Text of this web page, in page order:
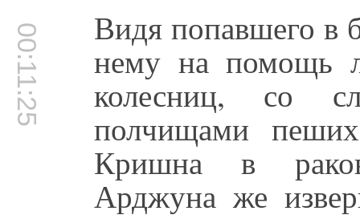
00:11:25 Видя попавшего в
нему на помощь
колесниц, со
полчищами
Кришна в
Арджуна же